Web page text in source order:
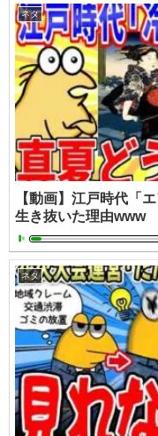
ネタ
【動画】江戸時代「
生き抜いた理由www
ネタ